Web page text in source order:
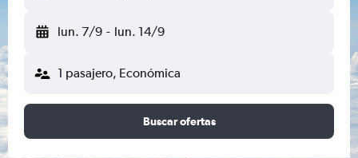
lun. 7/9 - lun. 14/9
1 pasajero, Económica
Buscar ofertas